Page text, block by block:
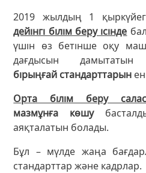
2019 жылдың 1
дейінгі білім беру ісінде
үшін өз бетінше оқу
дағдысын
бірыңғай стандарттарын
Орта білім беру
мазмұнға көшу
аяқталатын болады.
Бұл – мүлде жаңа
стандарттар және кадрлар.